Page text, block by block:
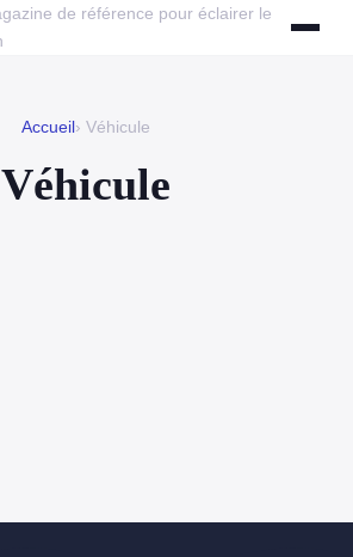
de référence pour éclairer le
Accueil › Véhicule
Véhicule